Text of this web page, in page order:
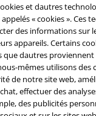
et dautres
« cookies ». Ces
des informations sur
appareils. Certains
que dautres
mêmes utilisons des
de notre site web,
effectuer des
des publicités